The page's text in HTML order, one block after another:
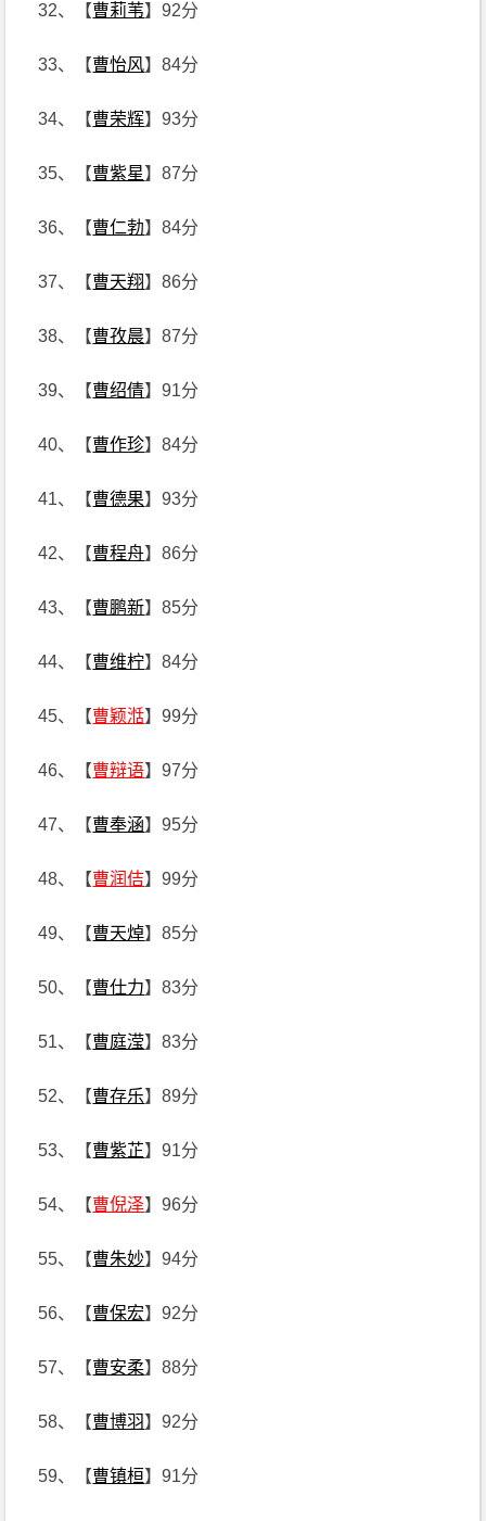
32、【曹莉苇】92分
33、【曹怡风】84分
34、【曹荣辉】93分
35、【曹紫星】87分
36、【曹仁勃】84分
37、【曹天翔】86分
38、【曹孜晨】87分
39、【曹绍倩】91分
40、【曹作珍】84分
41、【曹德果】93分
42、【曹程舟】86分
43、【曹鹏新】85分
44、【曹维柠】84分
45、【曹颖湉】99分
46、【曹辩语】97分
47、【曹奉涵】95分
48、【曹润佶】99分
49、【曹天焯】85分
50、【曹仕力】83分
51、【曹庭滢】83分
52、【曹存乐】89分
53、【曹紫芷】91分
54、【曹倪泽】96分
55、【曹朱妙】94分
56、【曹保宏】92分
57、【曹安柔】88分
58、【曹博羽】92分
59、【曹镇桓】91分